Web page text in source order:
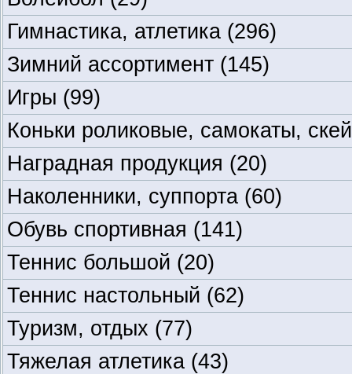
Гимнастика, атлетика (296)
Зимний ассортимент (145)
Игры (99)
Коньки роликовые, самокаты,
Наградная продукция (20)
Наколенники, суппорта (60)
Обувь спортивная (141)
Теннис большой (20)
Теннис настольный (62)
Туризм, отдых (77)
Тяжелая атлетика (43)